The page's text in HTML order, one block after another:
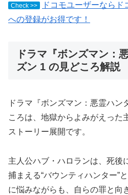
Check >>
ドコモユーザーなら
への登録がお得です！
ドラマ『ボンズマン：
ズン 1 の見どころ解説
ドラマ『ボンズマン：悪霊ハン
ころは、地獄からよみがえった
ストーリー展開です。
主人公ハブ・ハロランは、死後
捕まえる“バウンティハンター”
に悩みながらも、自らの罪と向